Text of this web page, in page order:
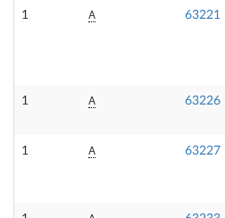
1 A 63221
1 A 63226
1 A 63227